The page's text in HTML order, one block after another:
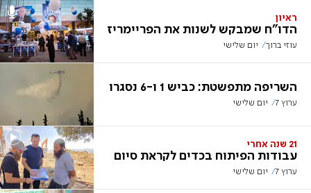
ראיון
הדו"ח שמבקש לשנות את הפריימריז
עוזי ברוך יום שלישי
השריפה מתפשטת: כביש 1 ו-6 נסגרו
ערוץ 7 יום שלישי
21 שנה אחרי
עבודות הפיתוח בכדים לקראת סיום
ערוץ 7 יום שלישי